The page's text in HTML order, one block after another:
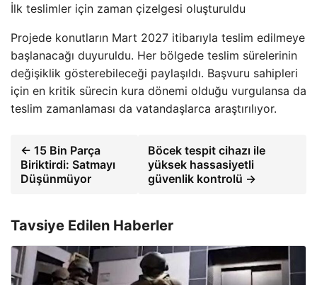
İlk teslimler için zaman çizelgesi oluşturuldu
Projede konutların Mart 2027 itibarıyla teslim edilmeye
başlanacağı duyuruldu. Her bölgede teslim sürelerinin
değişiklik gösterebileceği paylaşıldı. Başvuru sahipleri
için en kritik sürecin kura dönemi olduğu vurgulansa da
teslim zamanlaması da vatandaşlarca araştırılıyor.
← 15 Bin Parça
Biriktirdi: Satmayı
Düşünmüyor
Böcek tespit cihazı ile
yüksek hassasiyetli
güvenlik kontrolü →
Tavsiye Edilen Haberler